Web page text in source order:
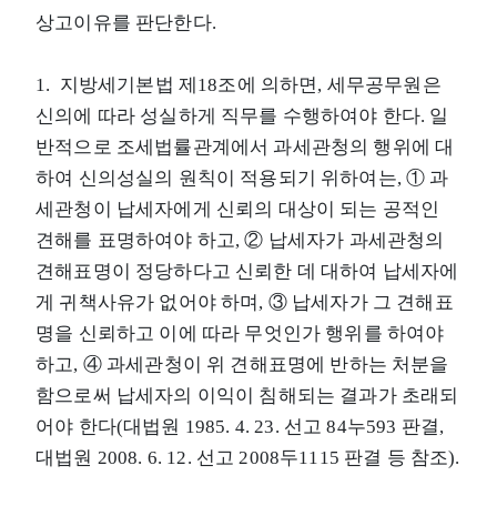
상고이유를 판단한다.
1. 지방세기본법 제18조에 의하면, 세무공무원은
신의에 따라 성실하게 직무를 수행하여야 한다. 일
반적으로 조세법률관계에서 과세관청의 행위에 대
하여 신의성실의 원칙이 적용되기 위하여는, ① 과
세관청이 납세자에게 신뢰의 대상이 되는 공적인
견해를 표명하여야 하고, ② 납세자가 과세관청의
견해표명이 정당하다고 신뢰한 데 대하여 납세자에
게 귀책사유가 없어야 하며, ③ 납세자가 그 견해표
명을 신뢰하고 이에 따라 무엇인가 행위를 하여야
하고, ④ 과세관청이 위 견해표명에 반하는 처분을
함으로써 납세자의 이익이 침해되는 결과가 초래되
어야 한다(대법원 1985. 4. 23. 선고 84누593 판결,
대법원 2008. 6. 12. 선고 2008두1115 판결 등 참조).